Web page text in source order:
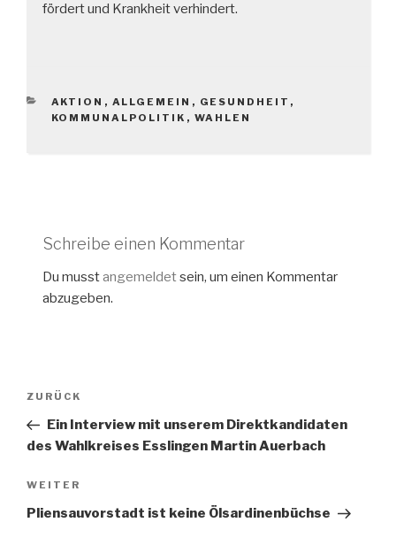
fördert und Krankheit verhindert.
KATEGORIEN
AKTION , ALLGEMEIN , GESUNDHEIT ,
KOMMUNALPOLITIK , WAHLEN
Schreibe einen Kommentar
Du musstangemeldetsein, um einen Kommentar
abzugeben.
Beitragsnavigation
Vorheriger
Beitrag
ZURÜCK
Ein Interview mit unserem Direktkandidaten
des Wahlkreises Esslingen Martin Auerbach
Nächster
Beitrag
WEITER
Pliensauvorstadt ist keine Ölsardinenbüchse